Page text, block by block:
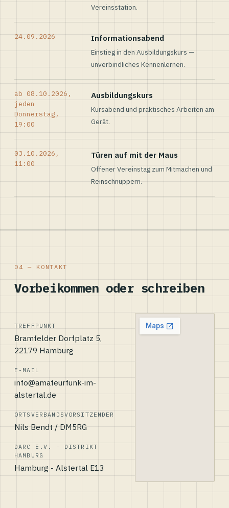
Vereinsstation.
24.09.2026 Informationsabend
Einstieg in den Ausbildungskurs —
unverbindliches Kennenlernen.
ab 08.10.2026,
jeden
Donnerstag,
19:00
Ausbildungskurs
Kursabend und praktisches Arbeiten am
Gerät.
03.10.2026,
11:00
Türen auf mit der Maus
Offener Vereinstag zum Mitmachen und
Reinschnuppern.
04 — KONTAKT
Vorbeikommen oder schreiben
TREFFPUNKT
Bramfelder Dorfplatz 5,
22179 Hamburg
E-MAIL
info@amateurfunk-im-
alstertal.de
ORTSVERBANDSVORSITZENDER
Nils Bendt / DM5RG
DARC E.V. - DISTRIKT
HAMBURG
Hamburg - Alstertal E13